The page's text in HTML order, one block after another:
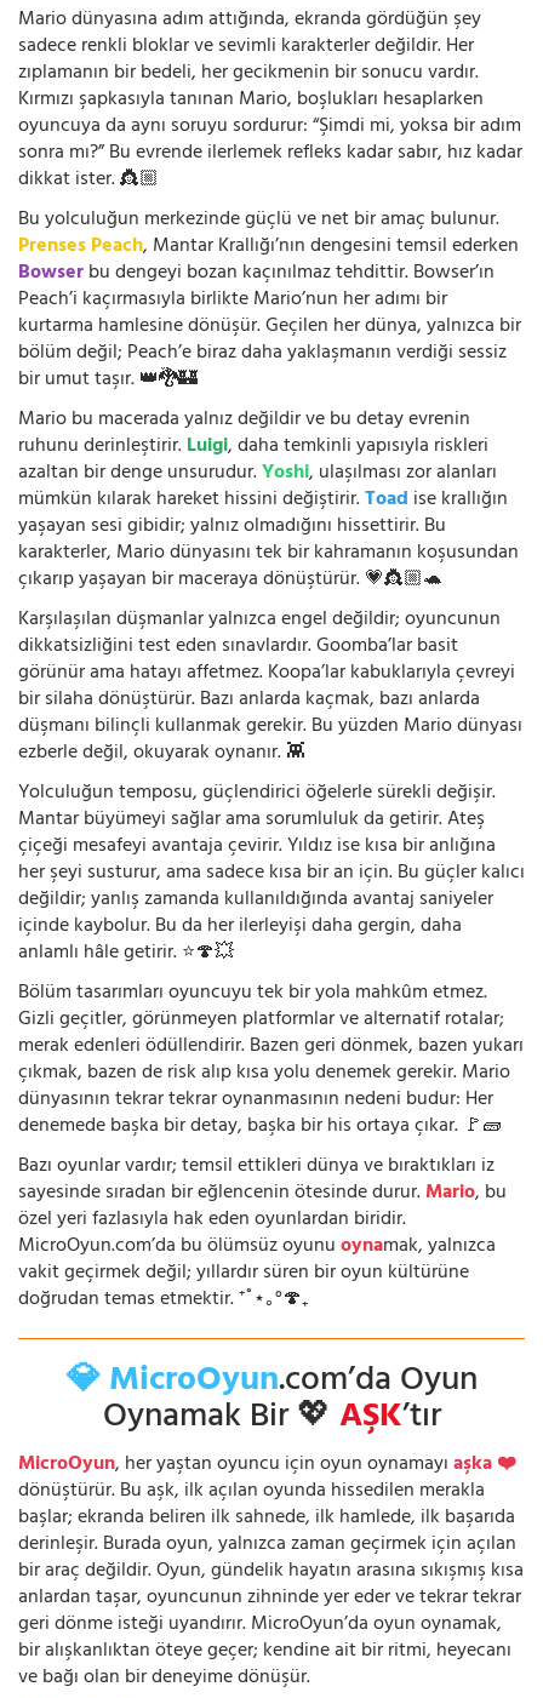
Mario dünyasına adım attığında, ekranda gördüğün şey
sadece renkli bloklar ve sevimli karakterler değildir. Her
zıplamanın bir bedeli, her gecikmenin bir sonucu vardır.
Kırmızı şapkasıyla tanınan Mario, boşlukları hesaplarken
oyuncuya da aynı soruyu sordurur: “Şimdi mi, yoksa bir adım
sonra mı?” Bu evrende ilerlemek refleks kadar sabır, hız kadar
dikkat ister. 👸🏼
Bu yolculuğun merkezinde güçlü ve net bir amaç bulunur.
Prenses Peach, Mantar Krallığı’nın dengesini temsil ederken
Bowserbu dengeyi bozan kaçınılmaz tehdittir. Bowser’ın
Peach’i kaçırmasıyla birlikte Mario’nun her adımı bir
kurtarma hamlesine dönüşür. Geçilen her dünya, yalnızca bir
bölüm değil; Peach’e biraz daha yaklaşmanın verdiği sessiz
bir umut taşır. 👑🐉🏰
Mario bu macerada yalnız değildir ve bu detay evrenin
ruhunu derinleştirir.Luigi, daha temkinli yapısıyla riskleri
azaltan bir denge unsurudur.Yoshi, ulaşılması zor alanları
mümkün kılarak hareket hissini değiştirir.Toad ise krallığın
yaşayan sesi gibidir; yalnız olmadığını hissettirir. Bu
karakterler, Mario dünyasını tek bir kahramanın koşusundan
çıkarıp yaşayan bir maceraya dönüştürür. 💗👸🏼🐢
Karşılaşılan düşmanlar yalnızca engel değildir; oyuncunun
dikkatsizliğini test eden sınavlardır. Goomba’lar basit
görünür ama hatayı affetmez. Koopa’lar kabuklarıyla çevreyi
bir silaha dönüştürür. Bazı anlarda kaçmak, bazı anlarda
düşmanı bilinçli kullanmak gerekir. Bu yüzden Mario dünyası
ezberle değil, okuyarak oynanır. 👾
Yolculuğun temposu, güçlendirici öğelerle sürekli değişir.
Mantar büyümeyi sağlar ama sorumluluk da getirir. Ateş
çiçeği mesafeyi avantaja çevirir. Yıldız ise kısa bir anlığına
her şeyi susturur, ama sadece kısa bir an için. Bu güçler kalıcı
değildir; yanlış zamanda kullanıldığında avantaj saniyeler
içinde kaybolur. Bu da her ilerleyişi daha gergin, daha
anlamlı hâle getirir. ⭐🍄💥
Bölüm tasarımları oyuncuyu tek bir yola mahkûm etmez.
Gizli geçitler, görünmeyen platformlar ve alternatif rotalar;
merak edenleri ödüllendirir. Bazen geri dönmek, bazen yukarı
çıkmak, bazen de risk alıp kısa yolu denemek gerekir. Mario
dünyasının tekrar tekrar oynanmasının nedeni budur: Her
denemede başka bir detay, başka bir his ortaya çıkar. 🚩🧱
Bazı oyunlar vardır; temsil ettikleri dünya ve bıraktıkları iz
sayesinde sıradan bir eğlencenin ötesinde durur.Mario, bu
özel yeri fazlasıyla hak eden oyunlardan biridir.
MicroOyun.com’da bu ölümsüz oyunuoynamak, yalnızca
vakit geçirmek değil; yıllardır süren bir oyun kültürüne
doğrudan temas etmektir. ⁺˚⋆｡°🍄₊
💎 MicroOyun.com’da Oyun
Oynamak Bir 💖AŞK’tır
MicroOyun, her yaştan oyuncu için oyun oynamayıaşka ❤️
dönüştürür. Bu aşk, ilk açılan oyunda hissedilen merakla
başlar; ekranda beliren ilk sahnede, ilk hamlede, ilk başarıda
derinleşir. Burada oyun, yalnızca zaman geçirmek için açılan
bir araç değildir. Oyun, gündelik hayatın arasına sıkışmış kısa
anlardan taşar, oyuncunun zihninde yer eder ve tekrar tekrar
geri dönme isteği uyandırır. MicroOyun’da oyun oynamak,
bir alışkanlıktan öteye geçer; kendine ait bir ritmi, heyecanı
ve bağı olan bir deneyime dönüşür.